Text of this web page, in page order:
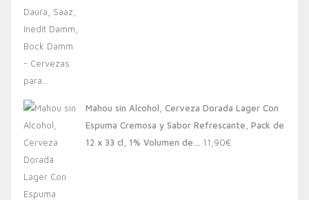
Mahou sin Alcohol, Cerveza Dorada Lager Con
Espuma Cremosa y Sabor Refrescante, Pack de
12 x 33 cl, 1% Volumen de… 11,90€